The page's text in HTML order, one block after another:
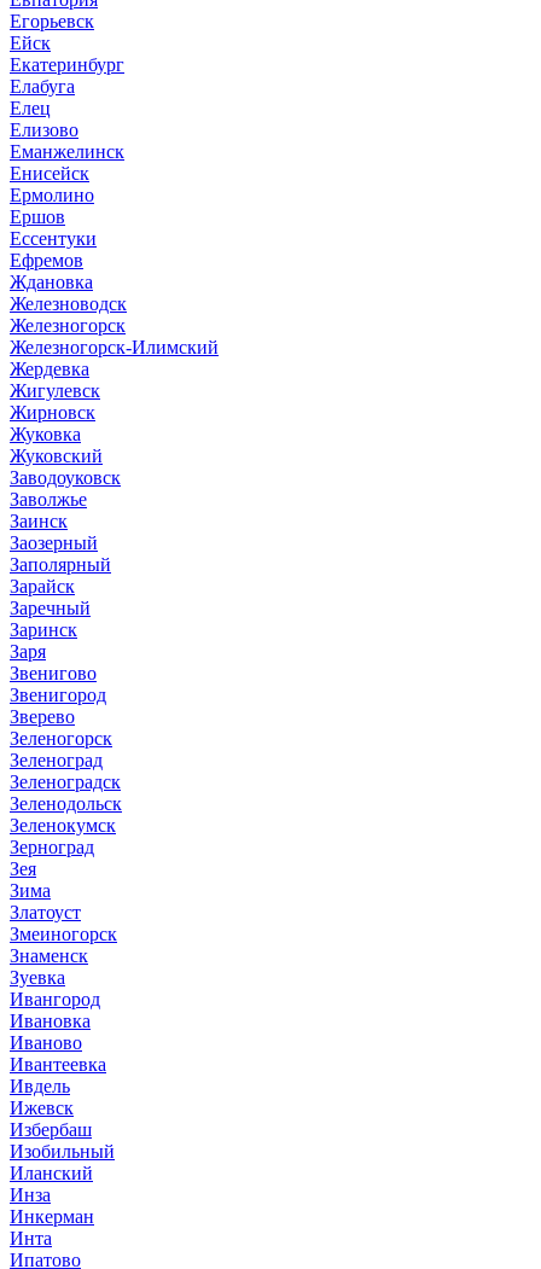
Егорьевск
Ейск
Екатеринбург
Елабуга
Елец
Елизово
Еманжелинск
Енисейск
Ермолино
Ершов
Ессентуки
Ефремов
Ждановка
Железноводск
Железногорск
Железногорск-Илимский
Жердевка
Жигулевск
Жирновск
Жуковка
Жуковский
Заводоуковск
Заволжье
Заинск
Заозерный
Заполярный
Зарайск
Заречный
Заринск
Заря
Звенигово
Звенигород
Зверево
Зеленогорск
Зеленоград
Зеленоградск
Зеленодольск
Зеленокумск
Зерноград
Зея
Зима
Златоуст
Змеиногорск
Знаменск
Зуевка
Ивангород
Ивановка
Иваново
Ивантеевка
Ивдель
Ижевск
Избербаш
Изобильный
Иланский
Инза
Инкерман
Инта
Ипатово